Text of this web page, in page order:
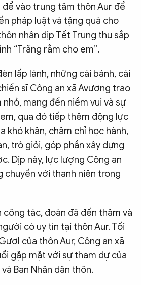
vào trung tâm thôn Aur để
pháp luật và tặng quà cho
nhân dịp Tết Trung thu sắp
“Trăng rằm cho em”.
lấp lánh, những cái bánh, cái
sĩ Công an xã Avương trao
mang đến niềm vui và sự
qua đó tiếp thêm động lực
khó khăn, chăm chỉ học hành,
trò giỏi, góp phần xây dựng
Dịp này, lực lượng Công an
chuyền với thanh niên trong
công tác, đoàn đã đến thăm và
có uy tín tại thôn Aur. Tối
của thôn Aur, Công an xã
gặp mặt với sự tham dự của
Ban Nhân dân thôn.